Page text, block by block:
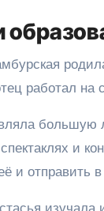
работал
большую
и
и отправить